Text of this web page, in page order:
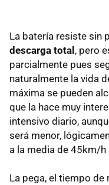
La batería resiste sin
descarga total, pero
parcialmente pues
naturalmente la vida
máxima se pueden
que la hace muy
intensivo diario,
será menor,
a la media de 45km/h
La pega, el tiempo de